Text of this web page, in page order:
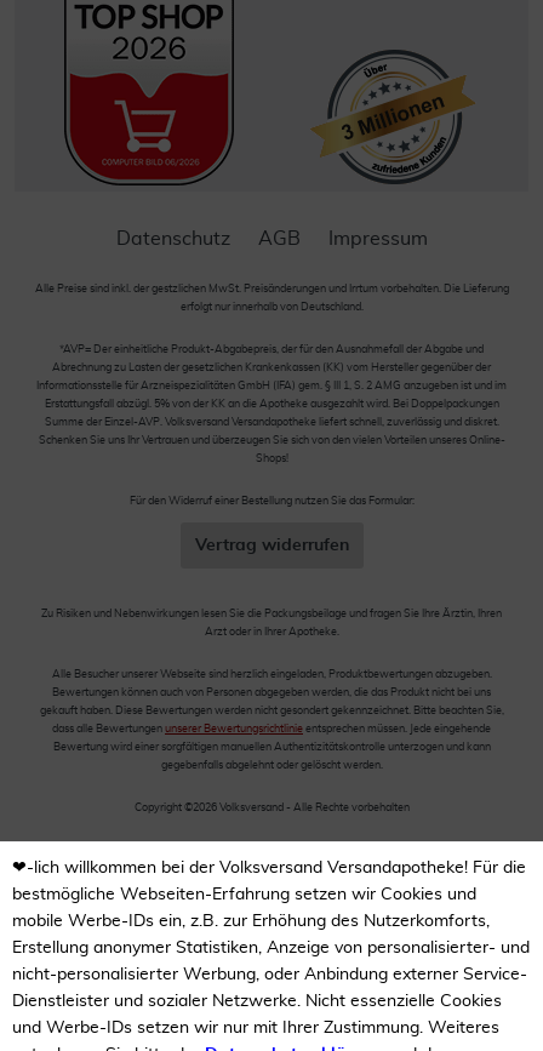
Datenschutz AGB Impressum
Alle Preise sind inkl. der gestzlichen MwSt. Preisänderungen und Irrtum vorbehalten. Die Lieferung
erfolgt nur innerhalb von Deutschland.
*AVP= Der einheitliche Produkt-Abgabepreis, der für den Ausnahmefall der Abgabe und
Abrechnung zu Lasten der gesetzlichen Krankenkassen (KK) vom Hersteller gegenüber der
Informationsstelle für Arzneispezialitäten GmbH (IFA) gem. § III 1, S. 2 AMG anzugeben ist und im
Erstattungsfall abzügl. 5% von der KK an die Apotheke ausgezahlt wird. Bei Doppelpackungen
Summe der Einzel-AVP. Volksversand Versandapotheke liefert schnell, zuverlässig und diskret.
Schenken Sie uns Ihr Vertrauen und überzeugen Sie sich von den vielen Vorteilen unseres Online-
Shops!
Für den Widerruf einer Bestellung nutzen Sie das Formular:
Vertrag widerrufen
Zu Risiken und Nebenwirkungen lesen Sie die Packungsbeilage und fragen Sie Ihre Ärztin, Ihren
Arzt oder in Ihrer Apotheke.
Alle Besucher unserer Webseite sind herzlich eingeladen, Produktbewertungen abzugeben.
Bewertungen können auch von Personen abgegeben werden, die das Produkt nicht bei uns
gekauft haben. Diese Bewertungen werden nicht gesondert gekennzeichnet. Bitte beachten Sie,
dass alle Bewertungen unserer Bewertungsrichtlinie entsprechen müssen. Jede eingehende
Bewertung wird einer sorgfältigen manuellen Authentizitätskontrolle unterzogen und kann
gegebenfalls abgelehnt oder gelöscht werden.
Copyright ©2026 Volksversand - Alle Rechte vorbehalten
❤-lich willkommen bei der Volksversand Versandapotheke! Für die
bestmögliche Webseiten-Erfahrung setzen wir Cookies und
mobile Werbe-IDs ein, z.B. zur Erhöhung des Nutzerkomforts,
Erstellung anonymer Statistiken, Anzeige von personalisierter- und
nicht-personalisierter Werbung, oder Anbindung externer Service-
Dienstleister und sozialer Netzwerke. Nicht essenzielle Cookies
und Werbe-IDs setzen wir nur mit Ihrer Zustimmung. Weiteres